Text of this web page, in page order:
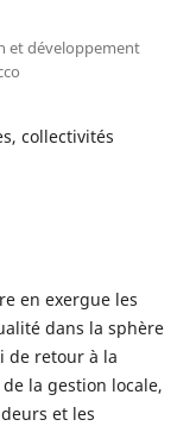
et développement
collectivités
en exergue les
dans la sphère
de retour à la
la gestion locale,
et les